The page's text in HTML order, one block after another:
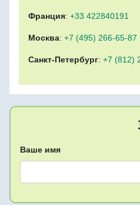
Франция: +33 422840191
Москва: +7 (495) 266-65-87
Санкт-Петербург: +7 (812)
Ваше имя